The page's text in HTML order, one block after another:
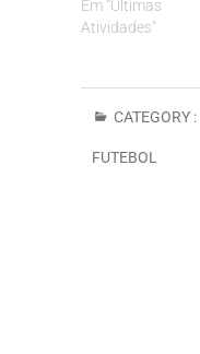
Em "Últimas
Atividades"
CATEGORY :
FUTEBOL